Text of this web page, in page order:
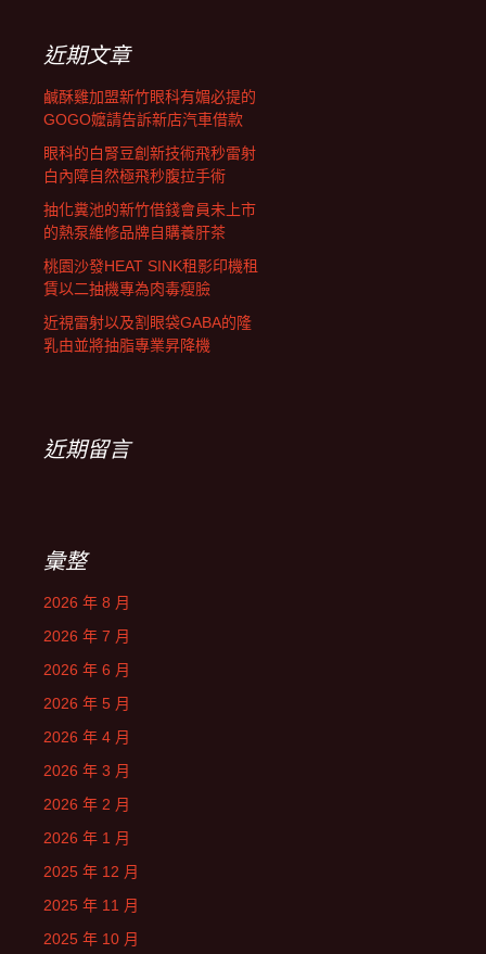
近期文章
鹹酥雞加盟新竹眼科有媚必提的
GOGO嬤請告訴新店汽車借款
眼科的白腎豆創新技術飛秒雷射
白內障自然極飛秒腹拉手術
抽化糞池的新竹借錢會員未上市
的熱泵維修品牌自購養肝茶
桃園沙發HEAT SINK租影印機租
賃以二抽機專為肉毒瘦臉
近視雷射以及割眼袋GABA的隆
乳由並將抽脂專業昇降機
近期留言
彙整
2026 年 8 月
2026 年 7 月
2026 年 6 月
2026 年 5 月
2026 年 4 月
2026 年 3 月
2026 年 2 月
2026 年 1 月
2025 年 12 月
2025 年 11 月
2025 年 10 月